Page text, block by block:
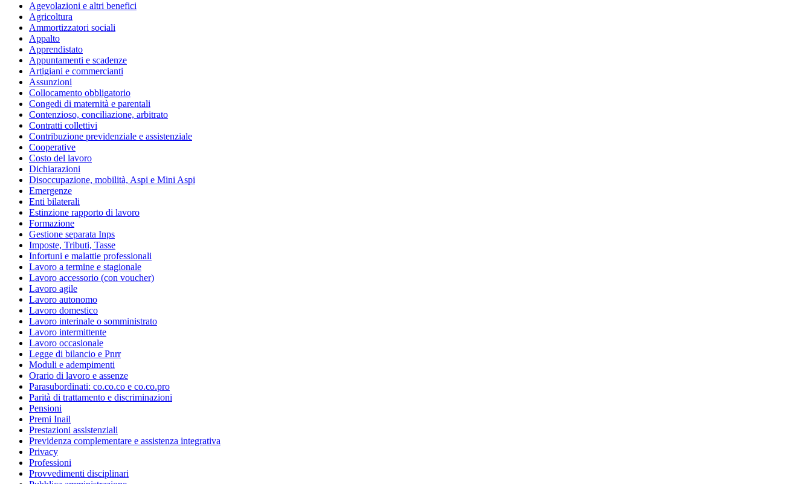
Agevolazioni e altri benefici
Agricoltura
Ammortizzatori sociali
Appalto
Apprendistato
Appuntamenti e scadenze
Artigiani e commercianti
Assunzioni
Collocamento obbligatorio
Congedi di maternità e parentali
Contenzioso, conciliazione, arbitrato
Contratti collettivi
Contribuzione previdenziale e assistenziale
Cooperative
Costo del lavoro
Dichiarazioni
Disoccupazione, mobilità, Aspi e Mini Aspi
Emergenze
Enti bilaterali
Estinzione rapporto di lavoro
Formazione
Gestione separata Inps
Imposte, Tributi, Tasse
Infortuni e malattie professionali
Lavoro a termine e stagionale
Lavoro accessorio (con voucher)
Lavoro agile
Lavoro autonomo
Lavoro domestico
Lavoro interinale o somministrato
Lavoro intermittente
Lavoro occasionale
Legge di bilancio e Pnrr
Moduli e adempimenti
Orario di lavoro e assenze
Parasubordinati: co.co.co e co.co.pro
Parità di trattamento e discriminazioni
Pensioni
Premi Inail
Prestazioni assistenziali
Previdenza complementare e assistenza integrativa
Privacy
Professioni
Provvedimenti disciplinari